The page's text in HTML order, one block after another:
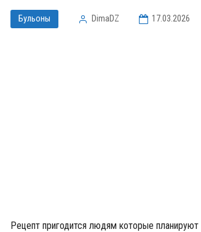
Бульоны DimaDZ 17.03.2026
Рецепт пригодится людям которые